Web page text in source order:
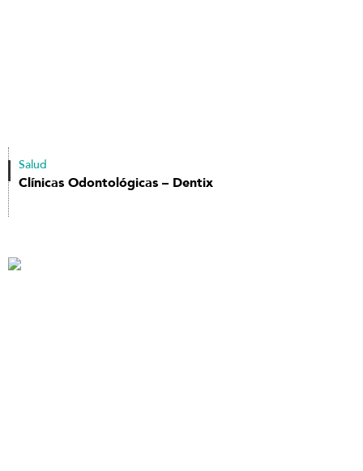
Salud
Clínicas Odontológicas – Dentix